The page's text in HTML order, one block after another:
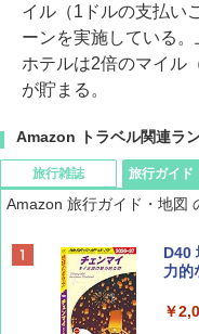
イル（1ドルの支払い
ーンを実施している
ホテルは2倍のマイル
が貯まる。
Amazon トラベル関連ラ
旅行雑誌
デ
誌] (
￥
旅行ガイド
Amazon 旅行ガイド・地図
D40
力的
￥